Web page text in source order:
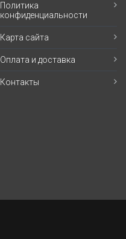
Политика
конфиденциальности
Карта сайта
Оплата и доставка
Контакты